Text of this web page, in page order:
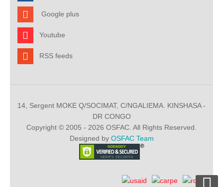
Google plus
Youtube
RSS feeds
14, Sergent MOKE Q/SOCIMAT, C/NGALIEMA. KINSHASA -
DR CONGO
Copyright © 2005 - 2026 OSFAC. All Rights Reserved.
Designed by OSFAC Team